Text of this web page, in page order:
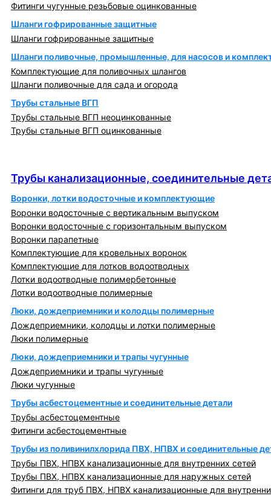
Фитинги чугунные резьбовые оцинкованные
Шланги гофрированные защитные
Шланги гофрированные защитные
Шланги поливочные, промышленные, для насосов и
Комплектующие для поливочных шлангов
Шланги поливочные для сада и огорода
Трубы стальные ВГП
Трубы стальные ВГП неоцинкованные
Трубы стальные ВГП оцинкованные
Трубы канализационные, соединительные
Воронки, лотки водосточные и комплектующие
Воронки водосточные с вертикальным выпуском
Воронки водосточные с горизонтальным выпуском
Воронки парапетные
Комплектующие для кровельных воронок
Комплектующие для лотков водоотводных
Лотки водоотводные полимербетонные
Лотки водоотводные полимерные
Люки, дождеприемники и колодцы полимерные
Дождеприемники, колодцы и лотки полимерные
Люки полимерные
Люки, дождеприемники и трапы чугунные
Дождеприемники и трапы чугунные
Люки чугунные
Трубы асбестоцементные и соединительные детали
Трубы асбестоцементные
Фитинги асбестоцементные
Трубы из поливинилхлорида ПВХ, НПВХ и соединительные
Трубы ПВХ, НПВХ канализационные для внутренних сетей
Трубы ПВХ, НПВХ канализационные для наружных сетей
Фитинги для труб ПВХ, НПВХ канализационные для